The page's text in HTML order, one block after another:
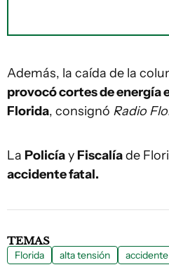
Además, la caída de la
provocó cortes de energía
Florida, consignó Radio
La Policíay Fiscalíade
accidente fatal.
TEMAS
Florida alta tensión accidente